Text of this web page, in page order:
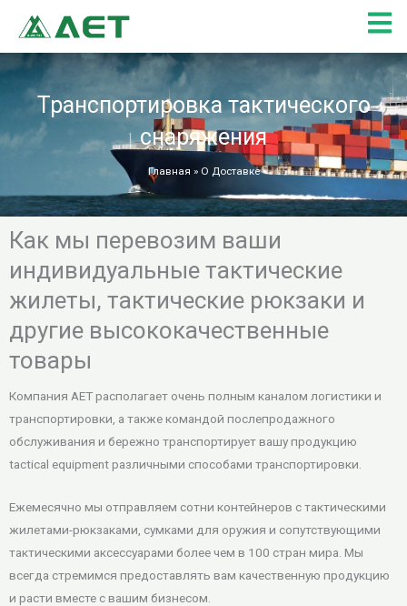
содержимому
Транспортировка тактического
снаряжения
Главная » О Доставке
Как мы перевозим ваши
индивидуальные тактические
жилеты, тактические рюкзаки и
другие высококачественные
товары
Компания AET располагает очень полным каналом логистики и
транспортировки, а также командой послепродажного
обслуживания и бережно транспортирует вашу продукцию
tactical equipment различными способами транспортировки.
Ежемесячно мы отправляем сотни контейнеров с тактическими
жилетами-рюкзаками, сумками для оружия и сопутствующими
тактическими аксессуарами более чем в 100 стран мира. Мы
всегда стремимся предоставлять вам качественную продукцию
и расти вместе с вашим бизнесом.